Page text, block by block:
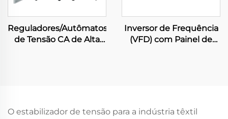
Reguladores/Autômatos
de Tensão CA de Alta
Inversor de Frequência
(VFD) com Painel de
Tensão
O estabilizador de tensão para a indústria têxtil